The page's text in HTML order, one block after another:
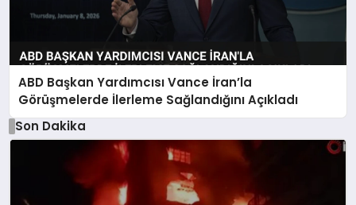
ABD Başkan Yardımcısı Vance İran’la
Görüşmelerde İlerleme Sağlandığını Açıkladı
Son Dakika